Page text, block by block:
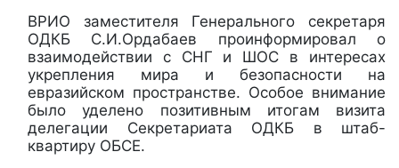
ВРИО заместителя Генерального секретаря
ОДКБ С.И.Ордабаев проинформировал о
взаимодействии с СНГ и ШОС в интересах
укрепления мира и безопасности на
евразийском пространстве. Особое внимание
было уделено позитивным итогам визита
делегации Секретариата ОДКБ в штаб-
квартиру ОБСЕ.